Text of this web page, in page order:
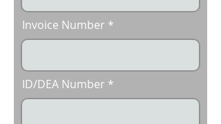
Invoice Number
ID/DEA Number